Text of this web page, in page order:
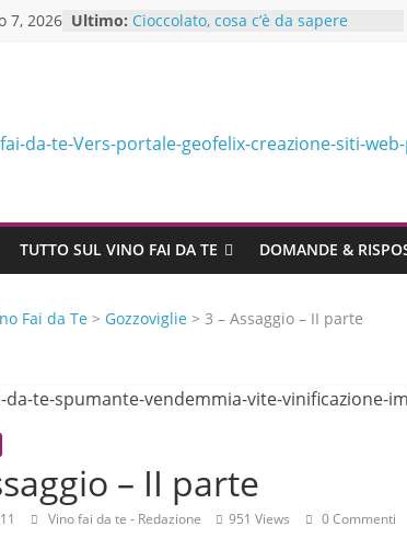
7, 2026 Ultimo: Cioccolato, cosa c’è da sapere
leggendario
ristorazione si unisce a Vino fai da
te
TUTTO SUL VINO FAI DA TE DOMANDE &
Fai da Te > Gozzoviglie > 3 – Assaggio – II parte
– II parte
Vino fai da te - Redazione 951 Views 0 Commenti